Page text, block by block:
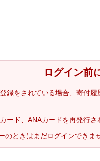
ログイン前
録をされている場合、寄付
ード、ANAカードを再発行
のときはまだログインできま